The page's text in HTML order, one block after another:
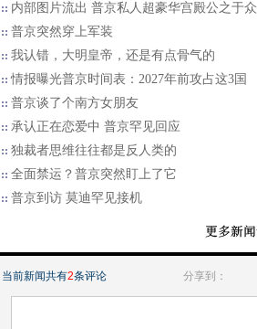
内部图片流出 普京私人超豪华宫殿公之于众
普京突然穿上军装
我认错，大明皇帝，还是有点骨气的
情报曝光普京时间表：2027年前攻占这3国
​普京谈了个南方女朋友
承认正在恋爱中 普京罕见回应
独裁者思维往往都是反人类的
全面禁运？普京突然盯上了它
普京到访 莫迪罕见接机
当前新闻共有2条评论 分享到：